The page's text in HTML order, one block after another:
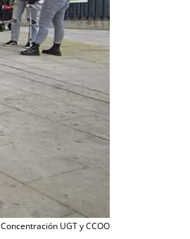
Concentración UGT y CCOO